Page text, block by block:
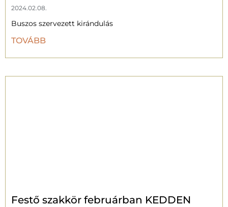
2024.02.08.
Buszos szervezett kirándulás
TOVÁBB
Festő szakkör februárban KEDDEN